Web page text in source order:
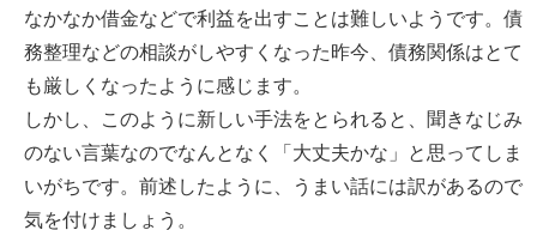
なかなか借金などで利益を出すことは難しいようです。債
務整理などの相談がしやすくなった昨今、債務関係はとて
も厳しくなったように感じます。
しかし、このように新しい手法をとられると、聞きなじみ
のない言葉なのでなんとなく「大丈夫かな」と思ってしま
いがちです。前述したように、うまい話には訳があるので
気を付けましょう。